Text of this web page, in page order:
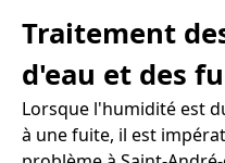
Traitement
d'eau et des
Lorsque l'humidité est
à une fuite, il est